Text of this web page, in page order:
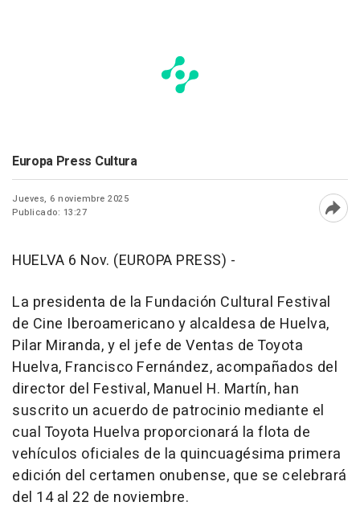
Europa Press Cultura
Jueves, 6 noviembre 2025
Publicado: 13:27
HUELVA 6 Nov. (EUROPA PRESS) -
La presidenta de la Fundación Cultural Festival
de Cine Iberoamericano y alcaldesa de Huelva,
Pilar Miranda, y el jefe de Ventas de Toyota
Huelva, Francisco Fernández, acompañados del
director del Festival, Manuel H. Martín, han
suscrito un acuerdo de patrocinio mediante el
cual Toyota Huelva proporcionará la flota de
vehículos oficiales de la quincuagésima primera
edición del certamen onubense, que se celebrará
del 14 al 22 de noviembre.